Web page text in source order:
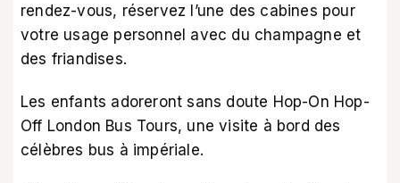
rendez-vous, réservez l’une des cabines pour
votre usage personnel avec du champagne et
des friandises.
Les enfants adoreront sans doute Hop-On Hop-
Off London Bus Tours, une visite à bord des
célèbres bus à impériale.